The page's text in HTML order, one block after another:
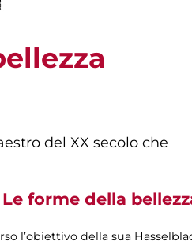
del XX secolo che
forme della
l’obiettivo della sua